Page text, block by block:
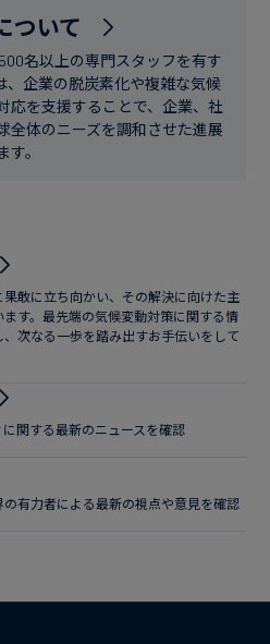
フ
ァ
イ
ナ
ン
ー
ス
ついて
名以上の専門スタッフを有す
、企業の脱炭素化や複雑な気候
応を支援することで、企業、社
全体のニーズを調和させた進展
。
敢に立ち向かい、その解決に向けた主
す。最先端の気候変動対策に関する情
次なる一歩を踏み出すお手伝いをして
関する最新のニュースを確認
有力者による最新の視点や意見を確認